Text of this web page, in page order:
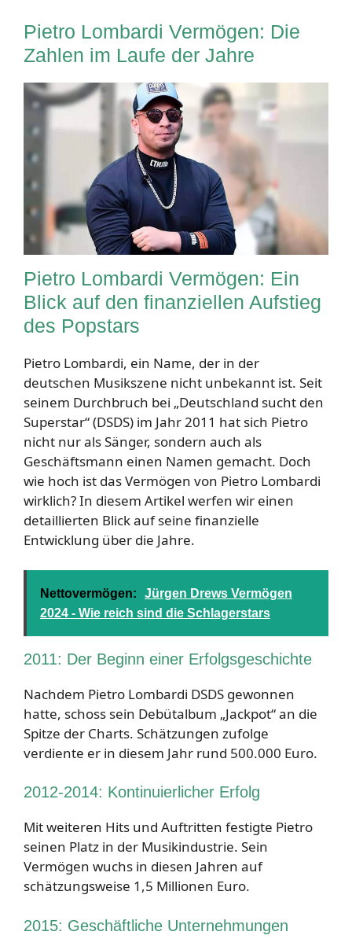
Pietro Lombardi Vermögen: Die
Zahlen im Laufe der Jahre
Pietro Lombardi Vermögen: Ein
Blick auf den finanziellen Aufstieg
des Popstars
Pietro Lombardi, ein Name, der in der
deutschen Musikszene nicht unbekannt ist. Seit
seinem Durchbruch bei „Deutschland sucht den
Superstar“ (DSDS) im Jahr 2011 hat sich Pietro
nicht nur als Sänger, sondern auch als
Geschäftsmann einen Namen gemacht. Doch
wie hoch ist das Vermögen von Pietro Lombardi
wirklich? In diesem Artikel werfen wir einen
detaillierten Blick auf seine finanzielle
Entwicklung über die Jahre.
Nettovermögen:
Jürgen Drews Vermögen
2024 - Wie reich sind die Schlagerstars
2011: Der Beginn einer Erfolgsgeschichte
Nachdem Pietro Lombardi DSDS gewonnen
hatte, schoss sein Debütalbum „Jackpot“ an die
Spitze der Charts. Schätzungen zufolge
verdiente er in diesem Jahr rund 500.000 Euro.
2012-2014: Kontinuierlicher Erfolg
Mit weiteren Hits und Auftritten festigte Pietro
seinen Platz in der Musikindustrie. Sein
Vermögen wuchs in diesen Jahren auf
schätzungsweise 1,5 Millionen Euro.
2015: Geschäftliche Unternehmungen